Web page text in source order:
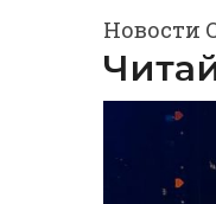
Новости